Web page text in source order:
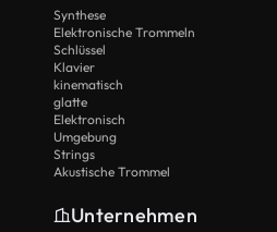
Synthese
Elektronische Trommeln
Schlüssel
Klavier
kinematisch
glatte
Elektronisch
Umgebung
Strings
Akustische Trommel
Unternehmen